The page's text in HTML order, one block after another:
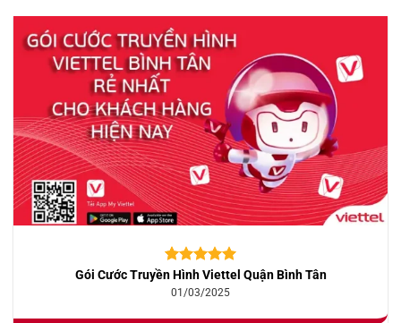
5.00trên 5
dựa trên
10
Gói Cước Truyền Hình Viettel Quận Bình Tân
01/03/2025